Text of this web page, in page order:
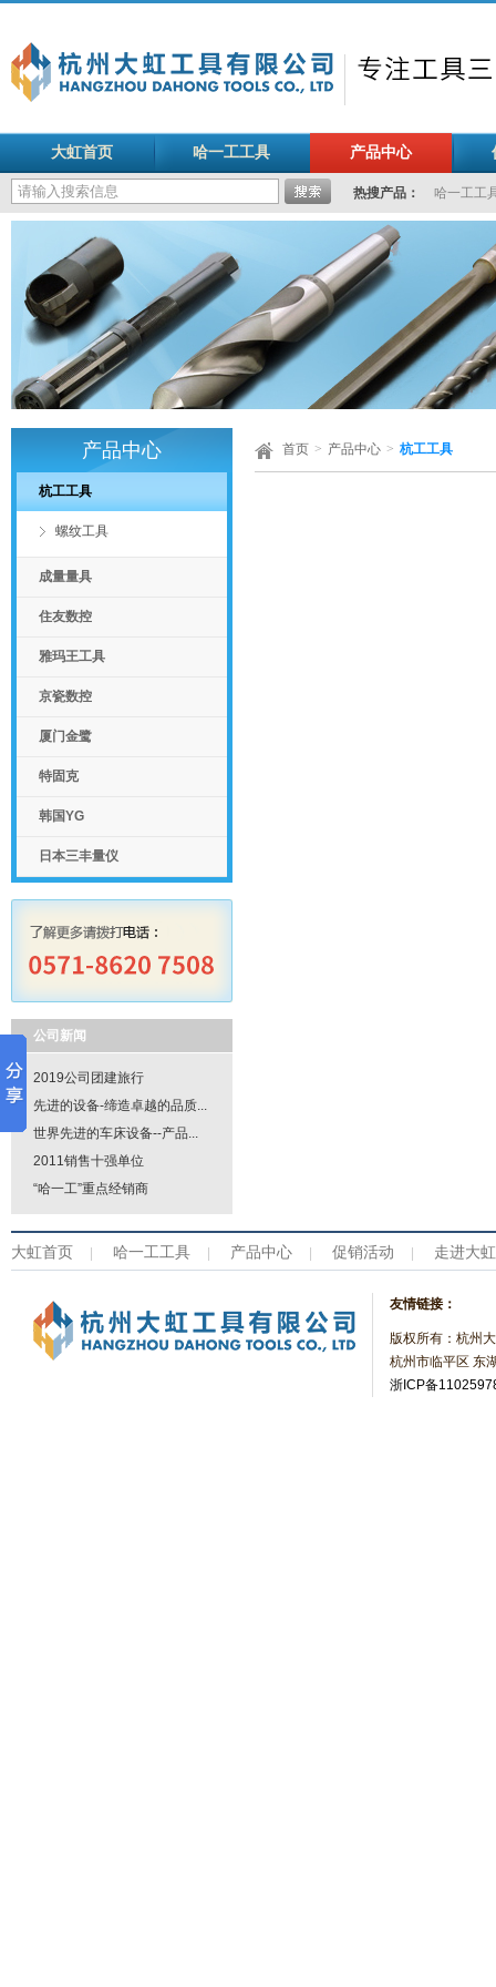
大虹首页 哈一工工具 产品中心
热搜产品： 哈一工工
产品中心
杭工工具
螺纹工具
成量量具
住友数控
雅玛王工具
京瓷数控
厦门金鹭
特固克
韩国YG
日本三丰量仪
公司新闻
2019公司团建旅行
先进的设备-缔造卓越的品质...
世界先进的车床设备--产品...
2011销售十强单位
“哈一工”重点经销商
首页 > 产品中心 > 杭工工具
大虹首页 哈一工工具 产品中心 促销活动 走进大虹
友情链接：
版权所有：杭州
杭州市临平区 东
浙ICP备